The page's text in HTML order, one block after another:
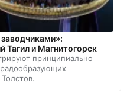
Тагил и Магнитогорск
принципиально